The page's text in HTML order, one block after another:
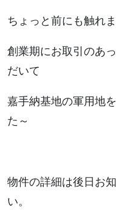
ちょっと前にも触れま
創業期にお取引のあ
だいて
嘉手納基地の軍用地
た～
物件の詳細は後日お
い。